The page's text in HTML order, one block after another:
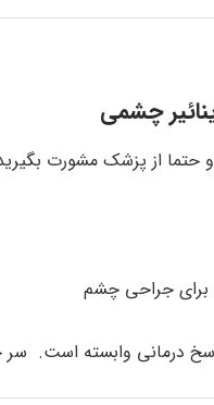
چشمی
حتما از پزشک مشورت
جراحی چشم
درمانی وابسته است. سر